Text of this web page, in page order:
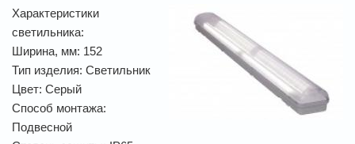
Характеристики
светильника:
Ширина, мм: 152
Тип изделия: Светильник
Цвет: Серый
Способ монтажа:
Подвесной